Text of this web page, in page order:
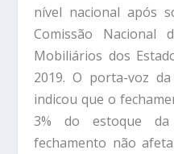
nível nacional após
Comissão Nacional
Mobiliários dos
2019. O porta-voz
indicou que o
3% do estoque
fechamento não